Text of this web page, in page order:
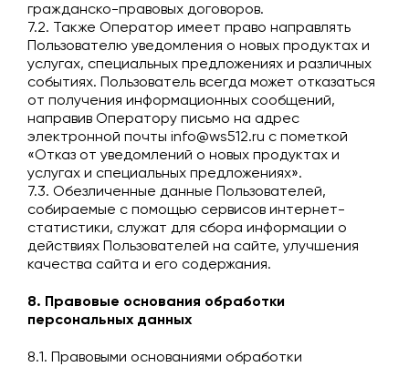
гражданско-правовых договоров.
7.2. Также Оператор имеет право направлять
Пользователю уведомления о новых продуктах и
услугах, специальных предложениях и различных
событиях. Пользователь всегда может отказаться
от получения информационных сообщений,
направив Оператору письмо на адрес
электронной почты info@ws512.ru с пометкой
«Отказ от уведомлений о новых продуктах и
услугах и специальных предложениях».
7.3. Обезличенные данные Пользователей,
собираемые с помощью сервисов интернет-
статистики, служат для сбора информации о
действиях Пользователей на сайте, улучшения
качества сайта и его содержания.
8. Правовые основания обработки
персональных данных
8.1. Правовыми основаниями обработки